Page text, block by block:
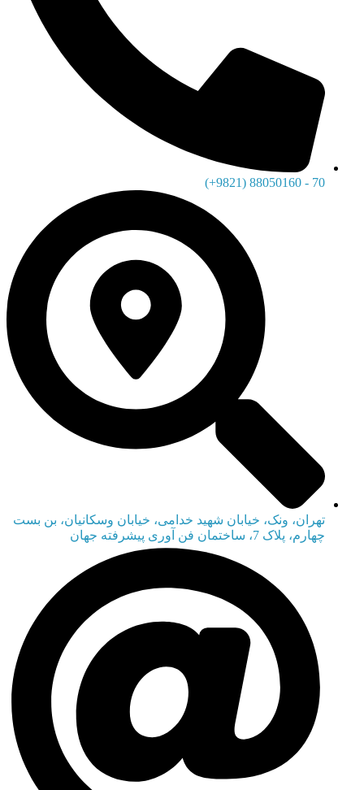
70 - 88050160 (9821+)
تهران، ونک، خیابان شهید خدامی، خیابان وسکانیان، بن بست
چهارم، پلاک 7، ساختمان فن آوری پیشرفته جهان